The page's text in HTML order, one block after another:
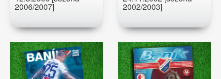
2006/2007] 2002/2003]